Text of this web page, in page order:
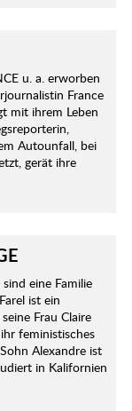
u. a. erworben
France
mit ihrem Leben
Autounfall, bei
gerät ihre
eine Familie
ist ein
Frau Claire
feministisches
Alexandre ist
in Kalifornien